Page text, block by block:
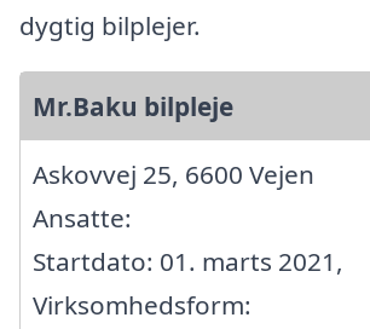
dygtig bilplejer.
Mr.Baku bilpleje
Askovvej 25, 6600 Vejen
Ansatte:
Startdato: 01. marts 2021,
Virksomhedsform: